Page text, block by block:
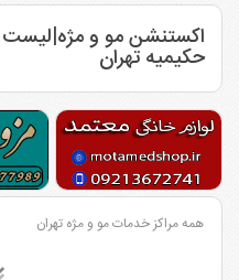
اکستنشن مو و مژه|لیست
حکیمیه تهران
همه مراکز خدمات مو و مژه تهران